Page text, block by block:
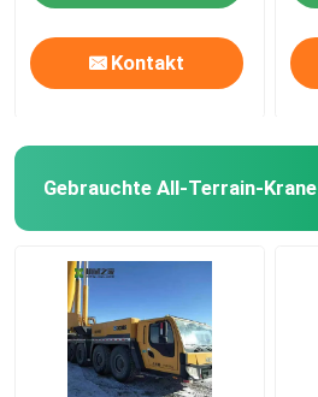
Kontakt
Gebrauchte All-Terrain-Krane